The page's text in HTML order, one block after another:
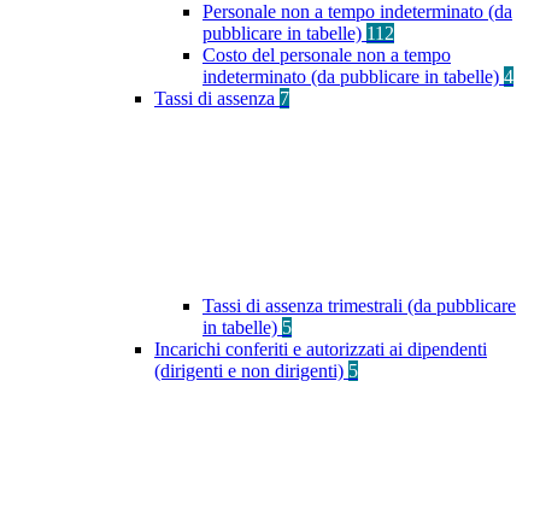
Personale non a tempo indeterminato (da
pubblicare in tabelle) 112
Costo del personale non a tempo
indeterminato (da pubblicare in tabelle) 4
Tassi di assenza 7
Tassi di assenza trimestrali (da pubblicare
in tabelle) 5
Incarichi conferiti e autorizzati ai dipendenti
(dirigenti e non dirigenti) 5